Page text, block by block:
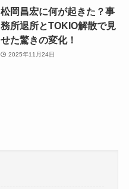
松岡昌宏に何が起きた？事
務所退所とTOKIO解散で見
せた驚きの変化！
2025年11月24日